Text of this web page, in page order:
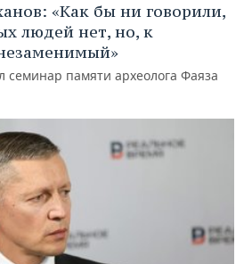
«Как бы ни говорили,
людей нет, но, к
семинар памяти археолога Фаяза